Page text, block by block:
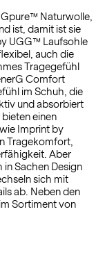
Naturwolle,
ist, damit ist sie
UGG™ Laufsohle
auch die
Tragegefühl
Comfort
im Schuh, die
und absorbiert
einen
Imprint by
Tragekomfort,
Aber
Sachen Design
sich mit
ab. Neben den
Sortiment von